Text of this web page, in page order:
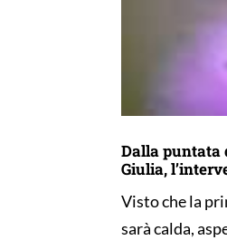
Dalla puntata
Giulia,
Visto che la
sarà calda,